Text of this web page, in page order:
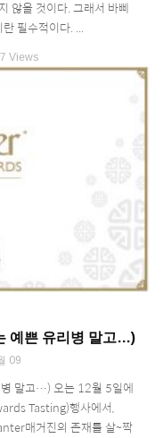
않을 것이다. 그래서 바삐
란 필수적이다. ...
Views
예쁜 유리병 말고…)
09
말고…) 오는 12월 5일에
Tasting)행사에서,
매거진의 존재를 살~짝